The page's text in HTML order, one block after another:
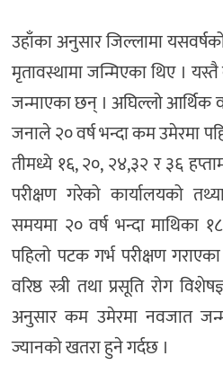
उहाँका अनुसार जिल्लामा
मृतावस्थामा जन्मिएका थिए ।
जन्माएका छन् । अघिल्लो आर्थिक
जनाले २० वर्ष भन्दा कम उमेरमा
तीमध्ये १६, २०, २४,३२ र ३६
परीक्षण गरेको कार्यालयको
समयमा २० वर्ष भन्दा माथिका
पहिलो पटक गर्भ परीक्षण
वरिष्ठ स्त्री तथा प्रसूति रोग
अनुसार कम उमेरमा नवजात
ज्यानको खतरा हुने गर्दछ ।